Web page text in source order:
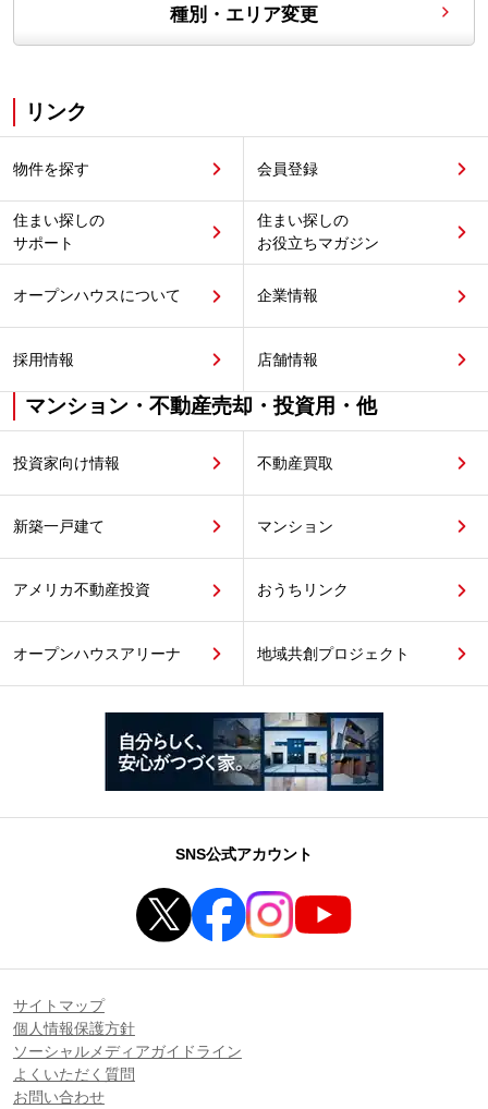
種別・エリア変更
リンク
物件を探す 会員登録
住まい探しの
サポート
住まい探しの
お役立ちマガジン
オープンハウスについて 企業情報
採用情報 店舗情報
マンション・不動産売却・投資用・他
投資家向け情報 不動産買取
新築一戸建て マンション
アメリカ不動産投資 おうちリンク
オープンハウスアリーナ 地域共創プロジェクト
SNS公式アカウント
サイトマップ
個人情報保護方針
ソーシャルメディアガイドライン
よくいただく質問
お問い合わせ